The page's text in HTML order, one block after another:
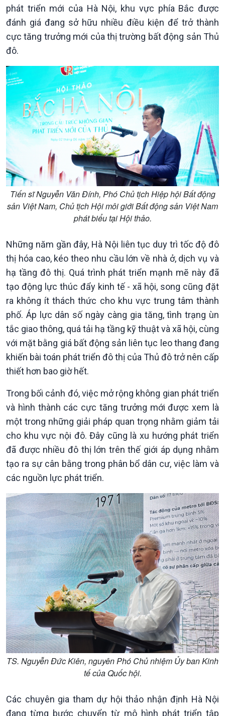
Giới thiệu
Thời sự
Thời sự 6h
Thời sự 12h
Thời sự 18h
Thời sự 21h30
Bản tin
Chuyên mục
Theo dòng Thời sự
Chính trị
Tin Chính trị
Chính phủ với người dân
Quốc hội với cử tri
Xây dựng đảng
Đảng trong cuộc sống
Nhận diện sự thật
Pháp luật và đời sống
Thế giới
Tin thế giới
Vấn đề quốc tế
Hồ sơ sự kiện quốc tế
Thế giới & Việt Nam
Biên cương - Một dải vững
bền
phát triển mới của Hà Nội, khu vực phía Bắc được
đánh giá đang sở hữu nhiều điều kiện để trở thành
cực tăng trưởng mới của thị trường bất động sản Thủ
đô.
Tiến sĩ Nguyễn Văn Đính, Phó Chủ tịch Hiệp hội Bất động
sản Việt Nam, Chủ tịch Hội môi giới Bất động sản Việt Nam
phát biểu tại Hội thảo.
Những năm gần đây, Hà Nội liên tục duy trì tốc độ đô
thị hóa cao, kéo theo nhu cầu lớn về nhà ở, dịch vụ và
hạ tầng đô thị. Quá trình phát triển mạnh mẽ này đã
tạo động lực thúc đẩy kinh tế - xã hội, song cũng đặt
ra không ít thách thức cho khu vực trung tâm thành
phố. Áp lực dân số ngày càng gia tăng, tình trạng ùn
tắc giao thông, quá tải hạ tầng kỹ thuật và xã hội, cùng
với mặt bằng giá bất động sản liên tục leo thang đang
khiến bài toán phát triển đô thị của Thủ đô trở nên cấp
thiết hơn bao giờ hết.
Trong bối cảnh đó, việc mở rộng không gian phát triển
và hình thành các cực tăng trưởng mới được xem là
một trong những giải pháp quan trọng nhằm giảm tải
cho khu vực nội đô. Đây cũng là xu hướng phát triển
đã được nhiều đô thị lớn trên thế giới áp dụng nhằm
tạo ra sự cân bằng trong phân bổ dân cư, việc làm và
các nguồn lực phát triển.
TS. Nguyễn Đức Kiên, nguyên Phó Chủ nhiệm Ủy ban Kinh
tế của Quốc hội.
Các chuyên gia tham dự hội thảo nhận định Hà Nội
đang từng bước chuyển từ mô hình phát triển tập